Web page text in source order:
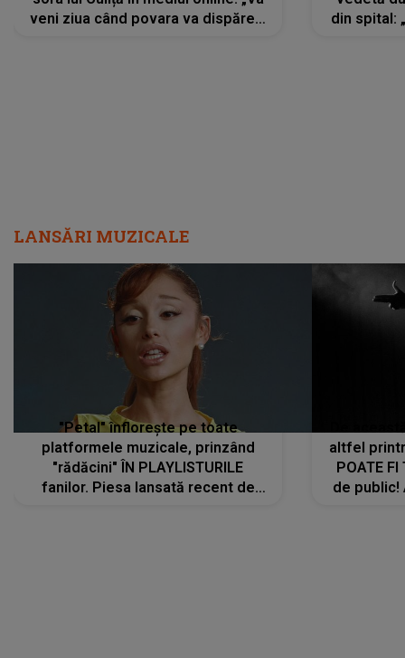
veni ziua când povara va dispărea,
din spital:
LANSĂRI MUZICALE
"Petal" înflorește pe toate
platformele muzicale, prinzând
"rădăcini" ÎN PLAYLISTURILE
fanilor. Piesa lansată recent de
altfel
POATE FI
de public!